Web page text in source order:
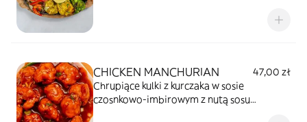
CHICKEN MANCHURIAN
47,00 zł
Chrupiące kulki z kurczaka w sosie
czosnkowo-imbirowym z nutą sosu